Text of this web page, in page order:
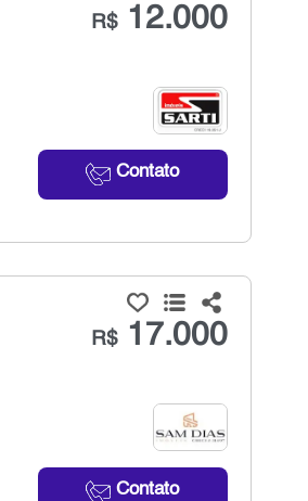
R$12.000
Contato
R$17.000
Contato